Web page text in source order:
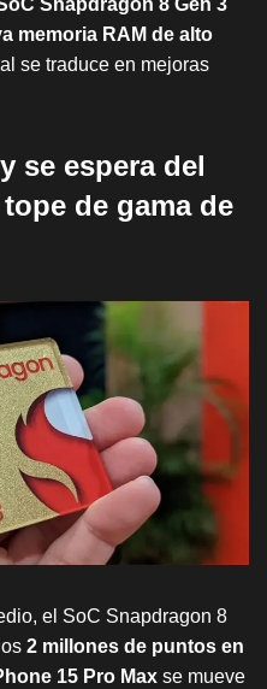
Snapdragon 8 Gen 3
memoria RAM de alto
se traduce en mejoras
se espera del
de gama de
el SoC Snapdragon 8
2 millones de puntos en
15 Pro Max se mueve